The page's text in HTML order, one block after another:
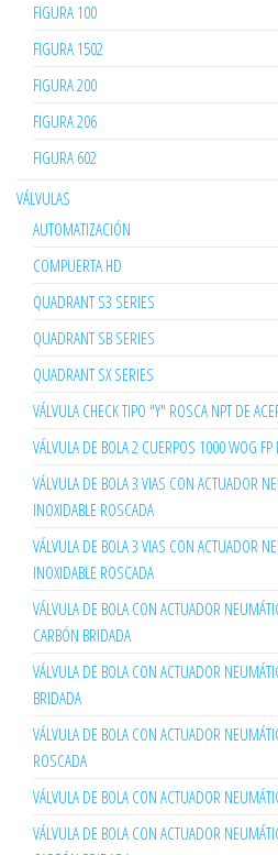
FIGURA 100
FIGURA 1502
FIGURA 200
FIGURA 206
FIGURA 602
VÁLVULAS
AUTOMATIZACIÓN
COMPUERTA HD
QUADRANT S3 SERIES
QUADRANT SB SERIES
QUADRANT SX SERIES
VÁLVULA CHECK TIPO "Y" ROSCA NPT DE
VÁLVULA DE BOLA 2 CUERPOS 1000 WOG
VÁLVULA DE BOLA 3 VIAS CON ACTUADOR
INOXIDABLE ROSCADA
VÁLVULA DE BOLA 3 VIAS CON ACTUADOR
INOXIDABLE ROSCADA
VÁLVULA DE BOLA CON ACTUADOR
CARBÓN BRIDADA
VÁLVULA DE BOLA CON ACTUADOR
BRIDADA
VÁLVULA DE BOLA CON ACTUADOR
ROSCADA
VÁLVULA DE BOLA CON ACTUADOR
VÁLVULA DE BOLA CON ACTUADOR